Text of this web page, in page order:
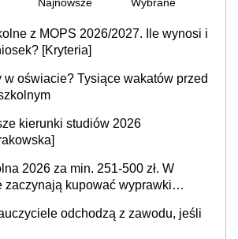
z MOPS 2026/2027. Ile wynosi i
[Kryteria]
w oświacie? Tysiące wakatów przed
kierunki studiów 2026
2026 za min. 251-500 zł. W
zaczynają kupować wyprawki
odchodzą z zawodu, jeśli